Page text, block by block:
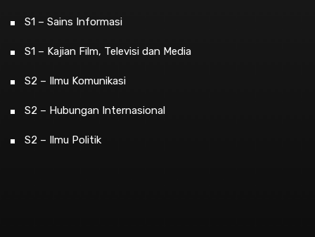
S1 – Sains Informasi
S1 – Kajian Film, Televisi dan Media
S2 – Ilmu Komunikasi
S2 – Hubungan Internasional
S2 – Ilmu Politik